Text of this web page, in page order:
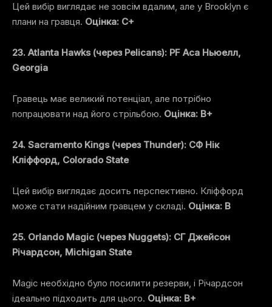
Цей вибір виглядає не зовсім вдалим, але у Brooklyn є
плани на гравця. Оцінка: C+
23. Atlanta Hawks (через Pelicans): PF Аса Ньюелл,
Georgia
Гравець має великий потенціал, але потрібно
попрацювати над його стрільбою. Оцінка: B+
24. Sacramento Kings (через Thunder): СФ Нік
Кліффорд, Colorado State
Цей вибір виглядає досить перспективно. Кліффорд
може стати надійним гравцем у складі. Оцінка: B
25. Orlando Magic (через Nuggets): СГ Джейсон
Річардсон, Michigan State
Magic необхідно було посилити резерви, і Річардсон
ідеально підходить для цього. Оцінка: B+